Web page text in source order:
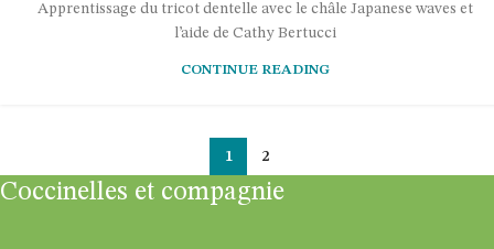
Apprentissage du tricot dentelle avec le châle Japanese waves et
l’aide de Cathy Bertucci
CONTINUE READING
1 2
Coccinelles et compagnie